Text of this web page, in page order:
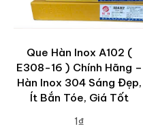
Que Hàn Inox A102 (
E308-16 ) Chính Hãng –
Hàn Inox 304 Sáng Đẹp,
Ít Bắn Tóe, Giá Tốt
1₫